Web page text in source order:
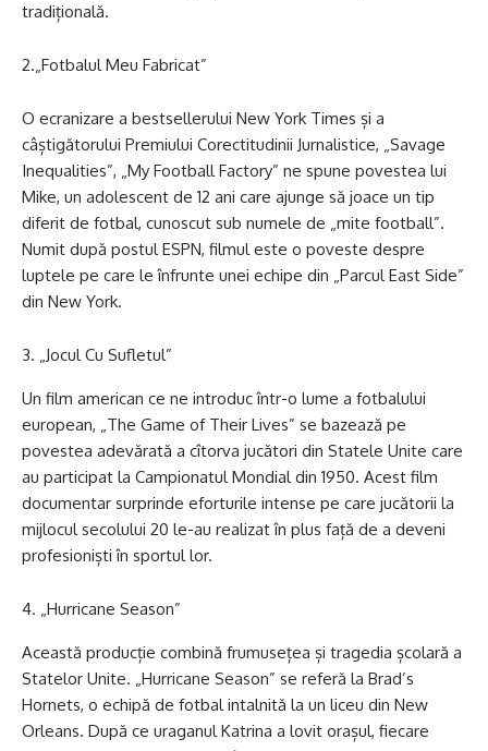
tradițională.
2.„Fotbalul Meu Fabricat”
O ecranizare a bestsellerului New York Times și a
câștigătorului Premiului Corectitudinii Jurnalistice, „Savage
Inequalities”, „My Football Factory” ne spune povestea lui
Mike, un adolescent de 12 ani care ajunge să joace un tip
diferit de fotbal, cunoscut sub numele de „mite football”.
Numit după postul ESPN, filmul este o poveste despre
luptele pe care le înfrunte unei echipe din „Parcul East Side”
din New York.
„Jocul Cu Sufletul”
Un film american ce ne introduc într-o lume a fotbalului
european, „The Game of Their Lives” se bazează pe
povestea adevărată a cîtorva jucători din Statele Unite care
au participat la Campionatul Mondial din 1950. Acest film
documentar surprinde eforturile intense pe care jucătorii la
mijlocul secolului 20 le-au realizat în plus față de a deveni
profesioniști în sportul lor.
„Hurricane Season”
Această producție combină frumusețea și tragedia școlară a
Statelor Unite. „Hurricane Season” se referă la Brad’s
Hornets, o echipă de fotbal intalnită la un liceu din New
Orleans. După ce uraganul Katrina a lovit orașul, fiecare